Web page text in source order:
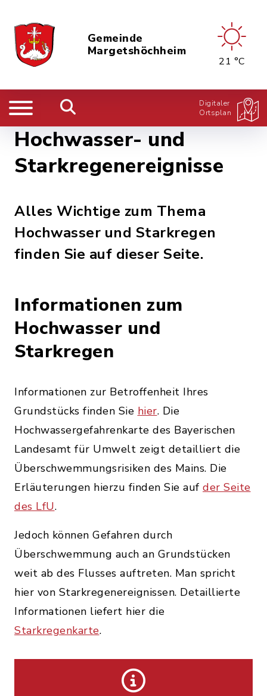
Gemeinde
Margetshöchheim
21 °C
Digitaler
Ortsplan
Hochwasser- und
Starkregenereignisse
Alles Wichtige zum Thema
Hochwasser und Starkregen
finden Sie auf dieser Seite.
Informationen zum
Hochwasser und
Starkregen
Informationen zur Betroffenheit Ihres
Grundstücks finden Sie hier. Die
Hochwassergefahrenkarte des Bayerischen
Landesamt für Umwelt zeigt detailliert die
Überschwemmungsrisiken des Mains. Die
Erläuterungen hierzu finden Sie auf der Seite
des LfU.
Jedoch können Gefahren durch
Überschwemmung auch an Grundstücken
weit ab des Flusses auftreten. Man spricht
hier von Starkregenereignissen. Detaillierte
Informationen liefert hier die
Starkregenkarte.